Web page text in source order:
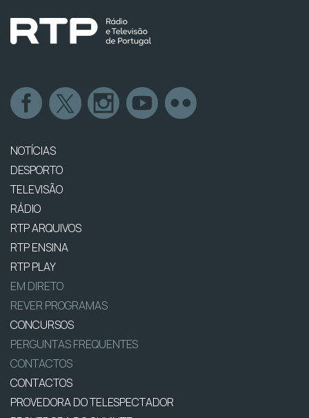
NOTÍCIAS
DESPORTO
TELEVISÃO
RÁDIO
RTP ARQUIVOS
RTP ENSINA
RTP PLAY
EM DIRETO
REVER PROGRAMAS
CONCURSOS
PERGUNTAS FREQUENTES
CONTACTOS
CONTACTOS
PROVEDORA DO TELESPECTADOR